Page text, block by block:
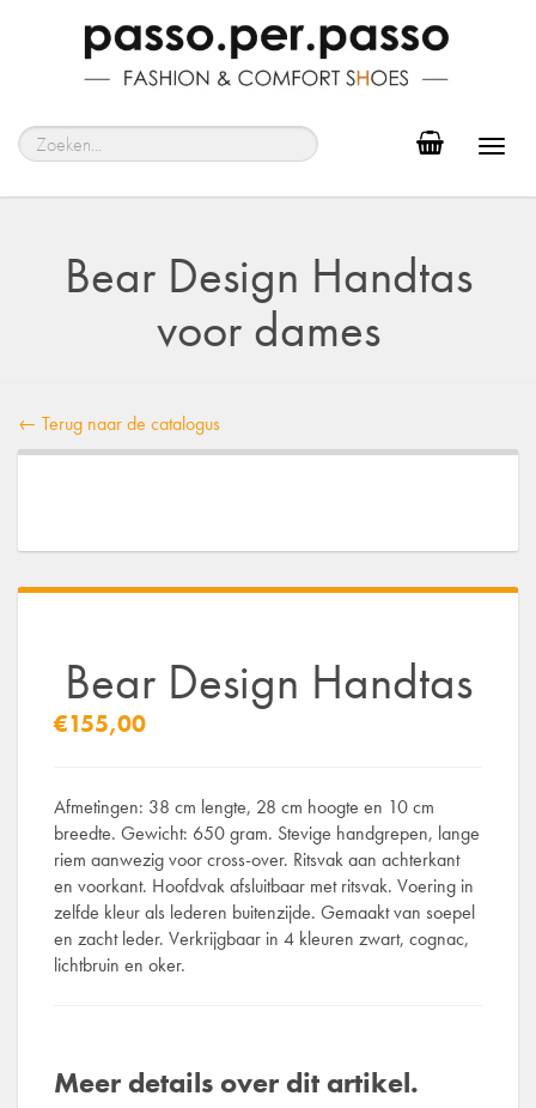
Bear Design Handtas
voor dames
← Terug naar de catalogus
Bear Design Handtas
€155,00
Afmetingen: 38 cm lengte, 28 cm hoogte en 10 cm
breedte. Gewicht: 650 gram. Stevige handgrepen, lange
riem aanwezig voor cross-over. Ritsvak aan achterkant
en voorkant. Hoofdvak afsluitbaar met ritsvak. Voering in
zelfde kleur als lederen buitenzijde. Gemaakt van soepel
en zacht leder. Verkrijgbaar in 4 kleuren zwart, cognac,
lichtbruin en oker.
Meer details over dit artikel.